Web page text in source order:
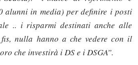
alunni in media) per definire i posti
.. i risparmi destinati anche alle
nulla hanno a che vedere con il
che investirà i DS e i DSGA”.